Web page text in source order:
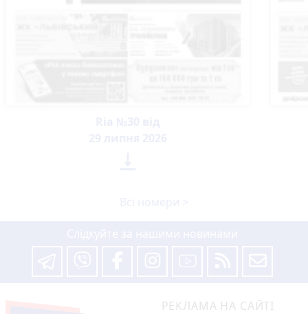
РЕКЛАМА НА САЙТІ